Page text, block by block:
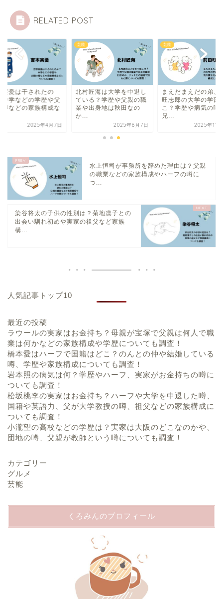
RELATED POST
実憂は干されたの
中学などの学歴や父
噂などの家族構成な
2025年4月7日
芸能
北村匠海は大学を中退し
ている？学歴や父親の職
業や出身地は秋田なの
か...
2025年6月7日
芸能
まえだまえだの弟、
旺志郎の大学の学部
こ？学歴や病気の噂
兄...
2025年11
水上恒司が事務所を辞めた理由は？父親
の職業などの家族構成やハーフの噂に
つ...
染谷将太の子供の性別は？菊地凛子との
出会い馴れ初めや実家の祖父など家族
構...
人気記事トップ10
最近の投稿
ラウールの実家はお金持ち？母親が宝塚で父親は何人で職
業は何かなどの家族構成や学歴についても調査！
橋本愛はハーフで国籍はどこ？のんとの仲や結婚している
噂、学歴や家族構成についても調査！
岩本照の病気は何？学歴やハーフ、実家がお金持ちの噂に
ついても調査！
松坂桃李の実家はお金持ち？ハーフや大学を中退した噂、
国籍や英語力、父が大学教授の噂、祖父などの家族構成に
ついても調査！
小瀧望の高校などの学歴は？実家は大阪のどこなのかや、
団地の噂、父親が教師という噂についても調査！
カテゴリー
グルメ
芸能
くろみんのプロフィール